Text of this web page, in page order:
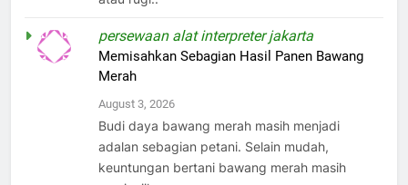
persewaan alat interpreter jakarta
Memisahkan Sebagian Hasil Panen Bawang
Merah
August 3, 2026
Budi daya bawang merah masih menjadi
adalan sebagian petani. Selain mudah,
keuntungan bertani bawang merah masih